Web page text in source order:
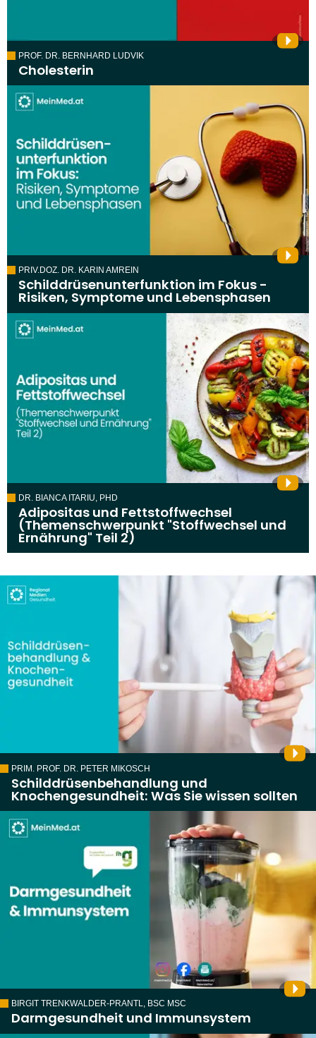
PROF. DR. BERNHARD LUDVIK
Cholesterin
PRIV.DOZ. DR. KARIN AMREIN
Schilddrüsenunterfunktion im Fokus -
Risiken, Symptome und Lebensphasen
DR. BIANCA ITARIU, PHD
Adipositas und Fettstoffwechsel
(Themenschwerpunkt "Stoffwechsel und
Ernährung" Teil 2)
PRIM. PROF. DR. PETER MIKOSCH
Schilddrüsenbehandlung und
Knochengesundheit: Was Sie wissen sollten
BIRGIT TRENKWALDER-PRANTL, BSC MSC
Darmgesundheit und Immunsystem